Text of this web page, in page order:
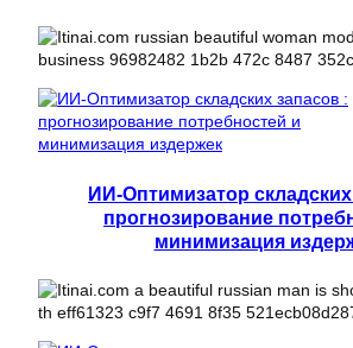
ИИ-Оптимизатор
прогнозирование
минимизация